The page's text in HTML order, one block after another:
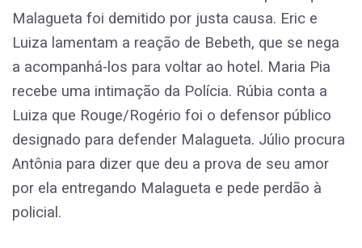
Malagueta foi demitido por justa causa. Eric e
Luiza lamentam a reação de Bebeth, que se nega
a acompanhá-los para voltar ao hotel. Maria Pia
recebe uma intimação da Polícia. Rúbia conta a
Luiza que Rouge/Rogério foi o defensor público
designado para defender Malagueta. Júlio procura
Antônia para dizer que deu a prova de seu amor
por ela entregando Malagueta e pede perdão à
policial.